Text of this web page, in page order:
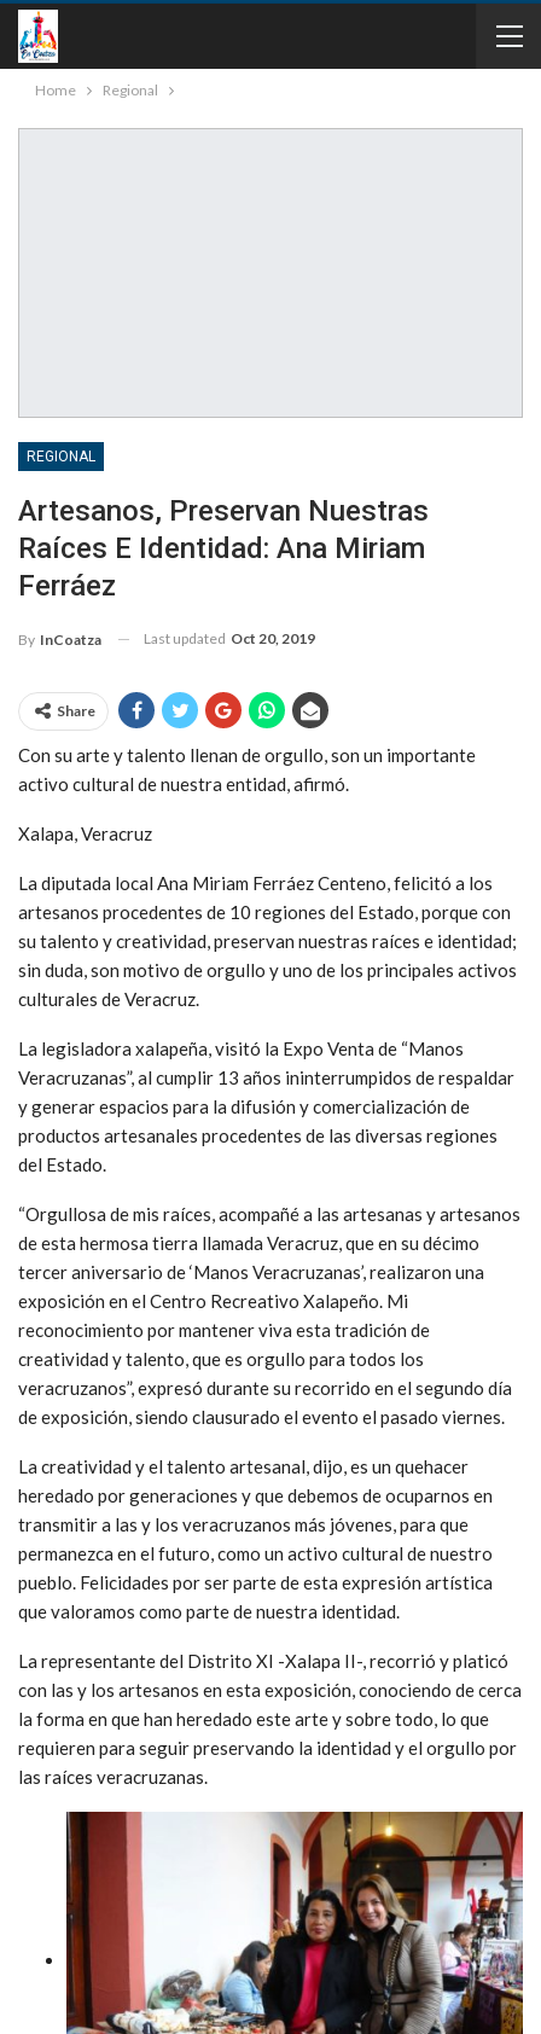
Home Regional
REGIONAL
Artesanos, Preservan Nuestras
Raíces E Identidad: Ana Miriam
Ferráez
By InCoatza Last updated Oct 20, 2019
Share
Con su arte y talento llenan de orgullo, son un importante
activo cultural de nuestra entidad, afirmó.
Xalapa, Veracruz
La diputada local Ana Miriam Ferráez Centeno, felicitó a los
artesanos procedentes de 10 regiones del Estado, porque con
su talento y creatividad, preservan nuestras raíces e identidad;
sin duda, son motivo de orgullo y uno de los principales activos
culturales de Veracruz.
La legisladora xalapeña, visitó la Expo Venta de “Manos
Veracruzanas”, al cumplir 13 años ininterrumpidos de respaldar
y generar espacios para la difusión y comercialización de
productos artesanales procedentes de las diversas regiones
del Estado.
“Orgullosa de mis raíces, acompañé a las artesanas y artesanos
de esta hermosa tierra llamada Veracruz, que en su décimo
tercer aniversario de ‘Manos Veracruzanas’, realizaron una
exposición en el Centro Recreativo Xalapeño. Mi
reconocimiento por mantener viva esta tradición de
creatividad y talento, que es orgullo para todos los
veracruzanos”, expresó durante su recorrido en el segundo día
de exposición, siendo clausurado el evento el pasado viernes.
La creatividad y el talento artesanal, dijo, es un quehacer
heredado por generaciones y que debemos de ocuparnos en
transmitir a las y los veracruzanos más jóvenes, para que
permanezca en el futuro, como un activo cultural de nuestro
pueblo. Felicidades por ser parte de esta expresión artística
que valoramos como parte de nuestra identidad.
La representante del Distrito XI -Xalapa II-, recorrió y platicó
con las y los artesanos en esta exposición, conociendo de cerca
la forma en que han heredado este arte y sobre todo, lo que
requieren para seguir preservando la identidad y el orgullo por
las raíces veracruzanas.